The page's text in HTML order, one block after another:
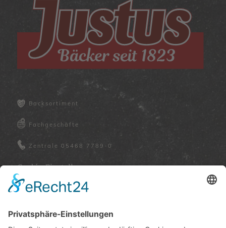
Backsortiment
Fachgeschäfte
Zentrale 05468 7789-0
Cookie-Einstellungen